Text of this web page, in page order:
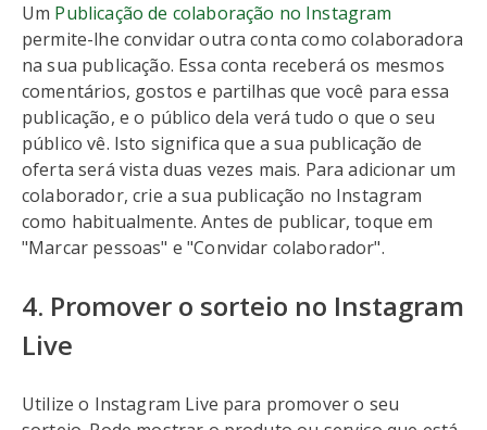
Um Publicação de colaboração no Instagram
permite-lhe convidar outra conta como colaboradora
na sua publicação. Essa conta receberá os mesmos
comentários, gostos e partilhas que você para essa
publicação, e o público dela verá tudo o que o seu
público vê. Isto significa que a sua publicação de
oferta será vista duas vezes mais. Para adicionar um
colaborador, crie a sua publicação no Instagram
como habitualmente. Antes de publicar, toque em
"Marcar pessoas" e "Convidar colaborador".
4. Promover o sorteio no Instagram
Live
Utilize o Instagram Live para promover o seu